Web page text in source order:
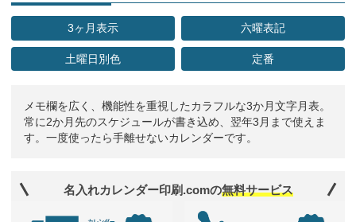
3ヶ月表示 六曜表記
土曜日別色 定番
メモ欄を広く、機能性を重視したカラフルな3か月文字月表。
常に2か月先のスケジュールが書き込め、翌年3月まで使えま
す。一度使ったら手離せないカレンダーです。
名入れカレンダー印刷.comの無料サービス